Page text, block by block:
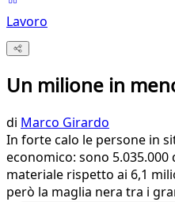
Lavoro
Un milione in
di Marco Girardo
In forte calo le persone in
economico: sono
materiale rispetto ai 6,1
però la maglia nera tra i